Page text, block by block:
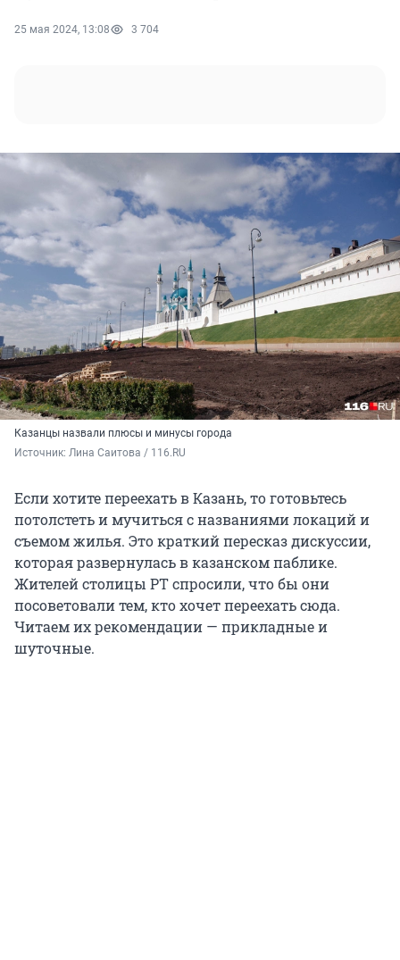
25 мая 2024, 13:08 3 704
Казанцы назвали плюсы и минусы города
Источник: Лина Саитова / 116.RU
Если хотите переехать в Казань, то готовьтесь
потолстеть и мучиться с названиями локаций и
съемом жилья. Это краткий пересказ дискуссии,
которая развернулась в казанском паблике.
Жителей столицы РТ спросили, что бы они
посоветовали тем, кто хочет переехать сюда.
Читаем их рекомендации — прикладные и
шуточные.